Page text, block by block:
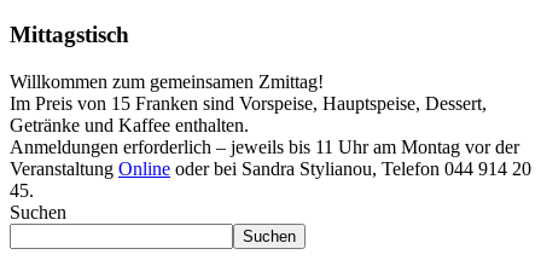
Mittagstisch
Willkommen zum gemeinsamen Zmittag!
Im Preis von 15 Franken sind Vorspeise, Hauptspeise, Dessert,
Getränke und Kaffee enthalten.
Anmeldungen erforderlich – jeweils bis 11 Uhr am Montag vor der
Veranstaltung Online oder bei Sandra Stylianou, Telefon 044 914 20
45.
Suchen
Suchen